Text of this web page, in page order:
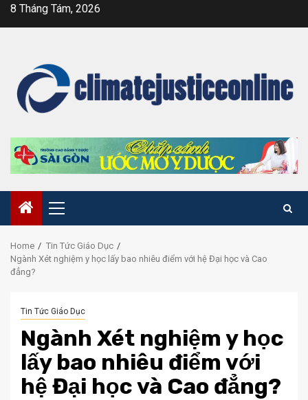
Skip8 Tháng Tám, 2026
Primary
Menu
Home
Tin Tức Giáo Dục
Ngành Xét nghiệm y học lấy bao nhiêu điểm với hệ Đại học và Cao
đẳng?
Tin Tức Giáo Dục
Ngành Xét nghiệm y học
lấy bao nhiêu điểm với
hệ Đại học và Cao đẳng?